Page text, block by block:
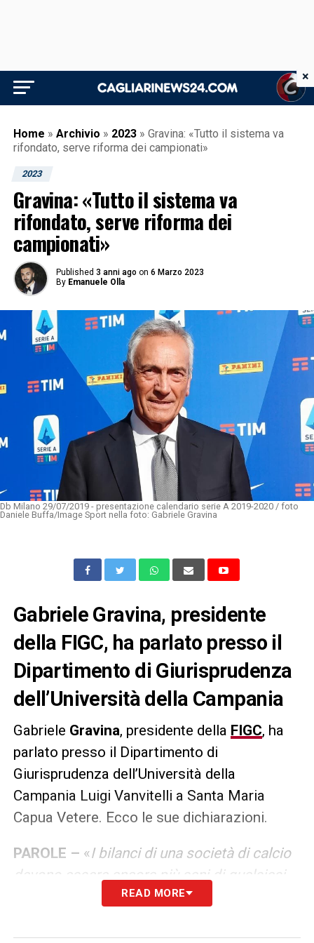
Home » Archivio » 2023 » Gravina: «Tutto il sistema va
rifondato, serve riforma dei campionati»
2023
Gravina: «Tutto il sistema va
rifondato, serve riforma dei
campionati»
Published 3 anni ago on 6 Marzo 2023
By Emanuele Olla
Db Milano 29/07/2019 - presentazione calendario serie A 2019-2020 / foto
Daniele Buffa/Image Sport nella foto: Gabriele Gravina
Gabriele Gravina, presidente
della FIGC, ha parlato presso il
Dipartimento di Giurisprudenza
dell’Università della Campania
Gabriele Gravina, presidente della FIGC, ha
parlato presso il Dipartimento di
Giurisprudenza dell’Università della
Campania Luigi Vanvitelli a Santa Maria
Capua Vetere. Ecco le sue dichiarazioni.
PAROLE – «I bilanci di una società di calcio
devono essere ancora più sani di qualsiasi
società. L’etica e le regole sono un aspetto
READ MORE
×